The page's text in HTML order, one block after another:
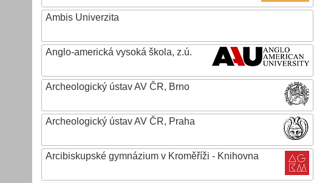
Ambis Univerzita
Anglo-americká vysoká škola, z.ú.
Archeologický ústav AV ČR, Brno
Archeologický ústav AV ČR, Praha
Arcibiskupské gymnázium v Kroměříži - Knihovna